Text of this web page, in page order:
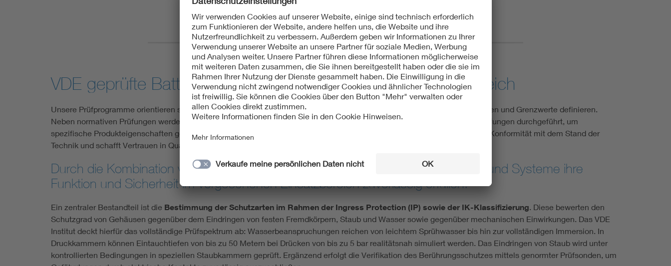
VDE geprüfte Batteriesicherheit im vorgesehenen Einsatzbereich
Unsere Prüfprogramme orientieren sich an einschlägigen Normen und Spezifikationen, die die einzuhaltenden Eigenschaften und Grenzwerte definieren.
Neben normativen Prüfungen werden auch entwicklungsbegleitende Untersuchungen sowie kundenspezifische Sonderprüfungen durchgeführt, um
spezifische Produkteigenschaften gezielt zu charakterisieren. Die erfolgreiche Prüfung und Zertifizierung dokumentiert die Konformität mit dem Stand der
Technik und schafft Vertrauen in Qualität, Robustheit und Einsatzfähigkeit – sowohl für Hersteller als auch für Anwender.
Durch die Kombination von VDE Prüfverfahren wird sichergestellt, dass Batterien und Systeme ihre
Funktion und Sicherheit im vorgesehenen Einsatzbereich zuverlässig erfüllen.
Ein zentraler Bestandteil ist die Bestimmung der Schutzarten im Rahmen der Ingress Protection (IP) sowie der IK-Klassifizierung. Diese bewerten den
Schutzgrad von Gehäusen gegenüber dem Eindringen von festen Fremdkörpern, Staub und Wasser sowie gegenüber mechanischen Einwirkungen. Das VDE
Institut deckt hierfür das vollständige Prüfspektrum ab: Wasserbeanspruchungen reichen von leichtem Sprühwasser bis hin zur vollständigen Immersion. In
Druckkammern können Eintauchtiefen von bis zu 50 Metern bei Drücken von bis zu 5 bar realitätsnah simuliert werden. Das Eindringen von Staub wird unter
kontrollierten Bedingungen in speziellen Staubkammern geprüft. Ergänzend erfolgt die Verifikation des Berührungsschutzes mittels genormter Prüfsonden, um